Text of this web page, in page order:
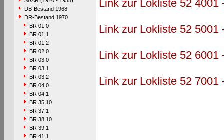
DB-Bestand 1968
DR-Bestand 1970
BR 01.0
BR 01.1
BR 01.2
BR 02.0
BR 03.0
BR 03.1
BR 03.2
BR 04.0
BR 04.1
BR 35.10
BR 37.1
BR 38.10
BR 39.1
BR 41.1
Link zur Lokliste 52 4001
Link zur Lokliste 52 5001
Link zur Lokliste 52 6001
Link zur Lokliste 52 7001